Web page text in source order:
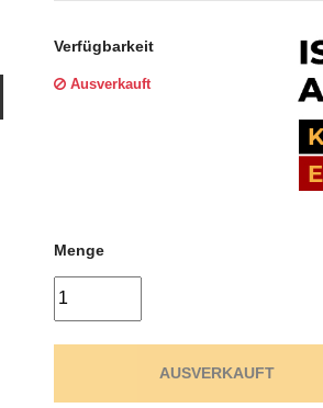
Verfügbarkeit
Ausverkauft
Menge
AUSVERKAUFT